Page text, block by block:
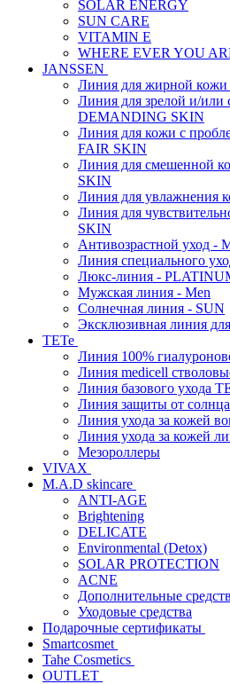
SOLAR ENERGY
SUN CARE
VITAMIN E
WHERE EVER YOU
JANSSEN
Линия для жирной
Линия для зрелой и/или
DEMANDING SKIN
Линия для кожи с
FAIR SKIN
Линия для смешенной
SKIN
Линия для увлажнения
Линия для
SKIN
Антивозрастной уход -
Линия специального
Люкс-линия -
Мужская линия - Men
Солнечная линия - SUN
Эксклюзивная линия
TETe
Линия 100%
Линия medicell
Линия базового ухода
Линия защиты от
Линия ухода за кожей
Линия ухода за кожей
Мезороллеры
VIVAX
M.A.D skincare
ANTI-AGE
Brightening
DELICATE
Environmental (Detox)
SOLAR PROTECTION
АCNE
Дополнительные
Уходовые средства
Подарочные сертификаты
Smartcosmet
Tahe Cosmetics
OUTLET